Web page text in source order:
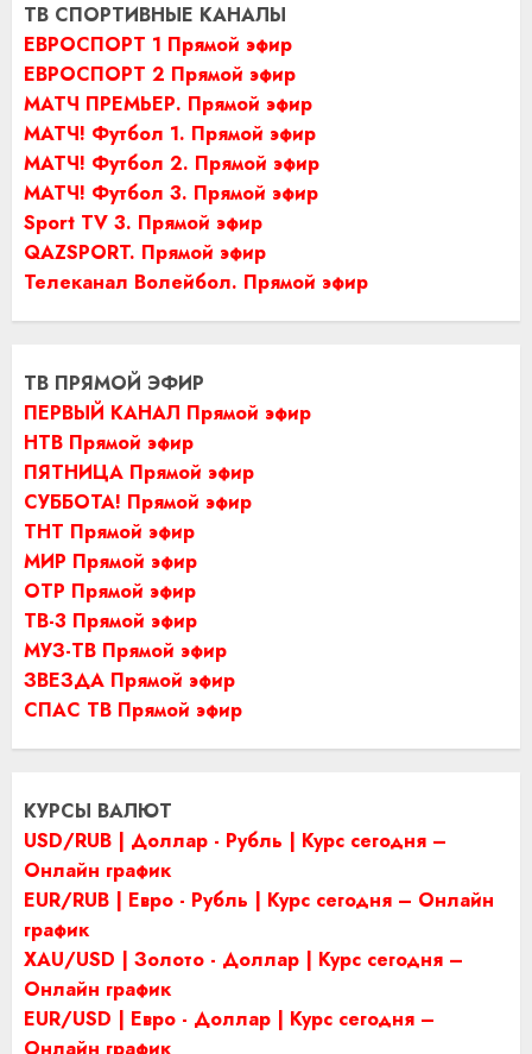
ТВ СПОРТИВНЫЕ КАНАЛЫ
ЕВРОСПОРТ 1 Прямой эфир
ЕВРОСПОРТ 2 Прямой эфир
МАТЧ ПРЕМЬЕР. Прямой эфир
МАТЧ! Футбол 1. Прямой эфир
МАТЧ! Футбол 2. Прямой эфир
МАТЧ! Футбол 3. Прямой эфир
Sport TV 3. Прямой эфир
QAZSPORT. Прямой эфир
Телеканал Волейбол. Прямой эфир
ТВ ПРЯМОЙ ЭФИР
ПЕРВЫЙ КАНАЛ Прямой эфир
НТВ Прямой эфир
ПЯТНИЦА Прямой эфир
СУББОТА! Прямой эфир
ТНТ Прямой эфир
МИР Прямой эфир
ОТР Прямой эфир
ТВ-3 Прямой эфир
МУЗ-ТВ Прямой эфир
ЗВЕЗДА Прямой эфир
СПАС ТВ Прямой эфир
КУРСЫ ВАЛЮТ
USD/RUB | Доллар - Рубль | Курс сегодня –
Онлайн график
EUR/RUB | Евро - Рубль | Курс сегодня – Онлайн
график
XAU/USD | Золото - Доллар | Курс сегодня –
Онлайн график
EUR/USD | Евро - Доллар | Курс сегодня –